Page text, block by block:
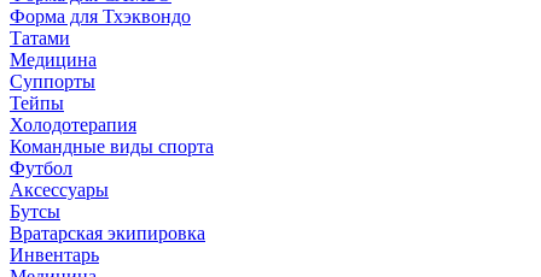
Форма для Тхэквондо
Татами
Медицина
Суппорты
Тейпы
Холодотерапия
Командные виды спорта
Футбол
Аксессуары
Бутсы
Вратарская экипировка
Инвентарь